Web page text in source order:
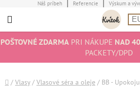
na
Náš príbeh Referencie Výskum a
POŠTOVNÉ ZDARMAPRI NÁKUPE NAD
PACKETY/DPD
Domov
/ Vlasy / Vlasové séra a oleje / BB -